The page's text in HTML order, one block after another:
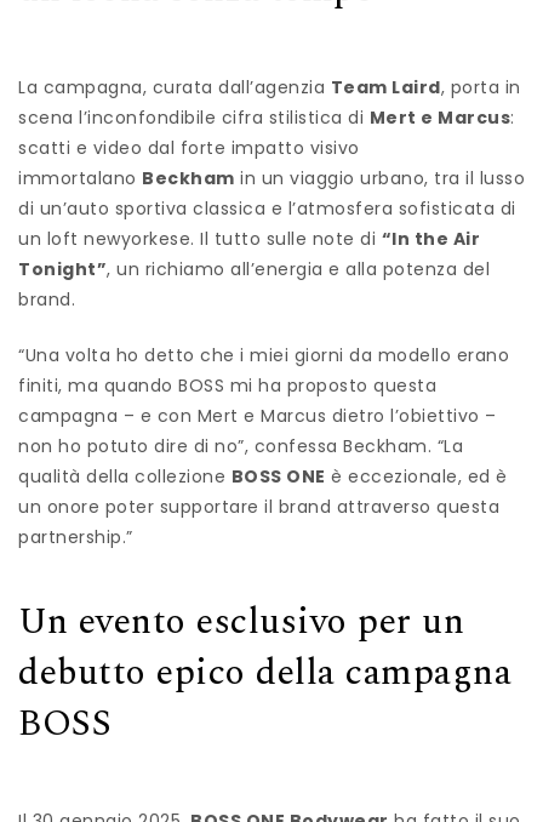
La campagna, curata dall’agenzia Team Laird, porta in
scena l’inconfondibile cifra stilistica di Mert e Marcus:
scatti e video dal forte impatto visivo
immortalano Beckham in un viaggio urbano, tra il lusso
di un’auto sportiva classica e l’atmosfera sofisticata di
un loft newyorkese. Il tutto sulle note di “In the Air
Tonight”, un richiamo all’energia e alla potenza del
brand.
“Una volta ho detto che i miei giorni da modello erano
finiti, ma quando BOSS mi ha proposto questa
campagna – e con Mert e Marcus dietro l’obiettivo –
non ho potuto dire di no”, confessa Beckham. “La
qualità della collezione BOSS ONE è eccezionale, ed è
un onore poter supportare il brand attraverso questa
partnership.”
Un evento esclusivo per un
debutto epico della campagna
BOSS